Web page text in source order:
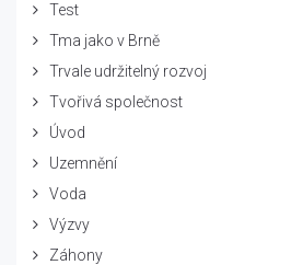
Test
Tma jako v Brně
Trvale udržitelný rozvoj
Tvořivá společnost
Úvod
Uzemnění
Voda
Výzvy
Záhony